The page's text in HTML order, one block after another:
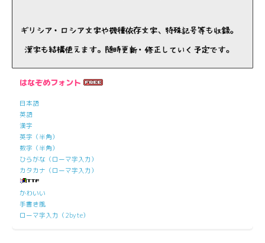
はなぞめフォント
日本語
英語
漢字
英字（半角）
数字（半角）
ひらがな（ローマ字入力）
カタカナ（ローマ字入力）
かわいい
手書き風
ローマ字入力（2byte）